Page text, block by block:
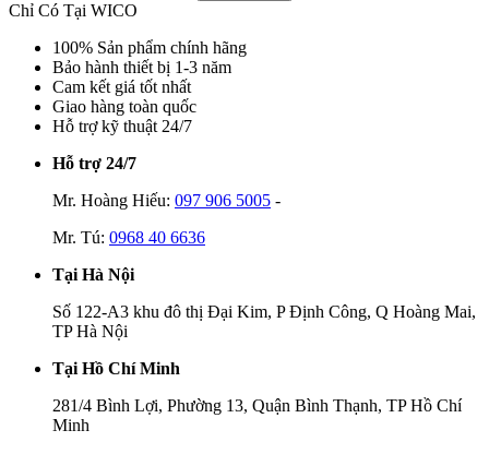
Chỉ Có Tại WICO
100% Sản phẩm chính hãng
Bảo hành thiết bị 1-3 năm
Cam kết giá tốt nhất
Giao hàng toàn quốc
Hỗ trợ kỹ thuật 24/7
Hỗ trợ 24/7
Mr. Hoàng Hiếu: 097 906 5005 -
Mr. Tú: 0968 40 6636
Tại Hà Nội
Số 122-A3 khu đô thị Đại Kim, P Định Công, Q Hoàng Mai,
TP Hà Nội
Tại Hồ Chí Minh
281/4 Bình Lợi, Phường 13, Quận Bình Thạnh, TP Hồ Chí
Minh